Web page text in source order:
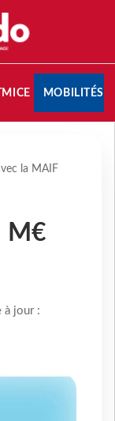
MICE MOBILITÉS
la MAIF
M€
à jour :